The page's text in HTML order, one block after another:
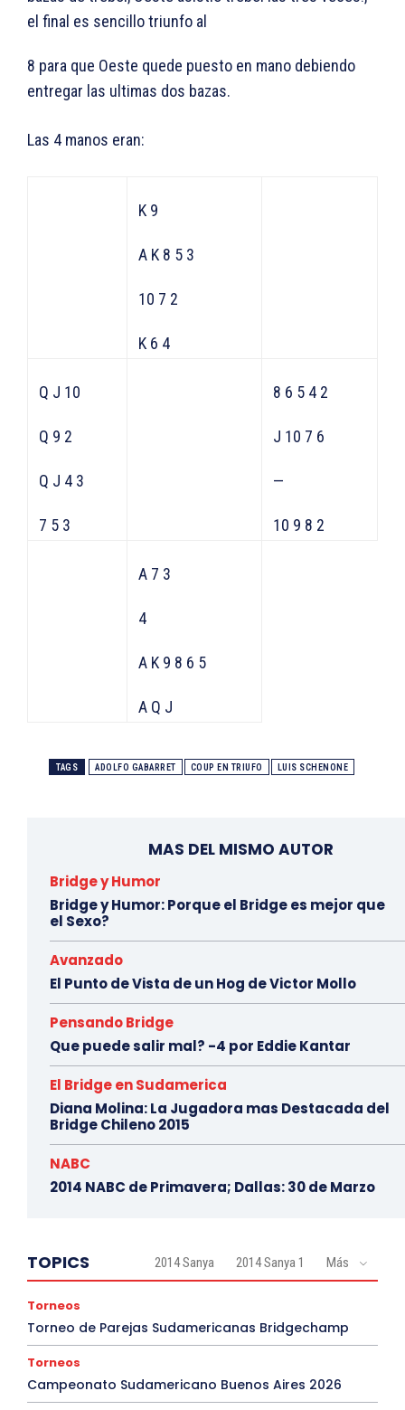
el final es sencillo triunfo al
8 para que Oeste quede puesto en mano debiendo
entregar las ultimas dos bazas.
Las 4 manos eran:
K 9
A K 8 5 3
10 7 2
K 6 4
Q J 10
Q 9 2
Q J 4 3
7 5 3
8 6 5 4 2
J 10 7 6
—
10 9 8 2
A 7 3
4
A K 9 8 6 5
A Q J
TAGS ADOLFO GABARRET COUP EN TRIUFO LUIS SCHENONE
MAS DEL MISMO AUTOR
Bridge y Humor
Bridge y Humor: Porque el Bridge es mejor que
el Sexo?
Avanzado
El Punto de Vista de un Hog de Victor Mollo
Pensando Bridge
Que puede salir mal? -4 por Eddie Kantar
El Bridge en Sudamerica
Diana Molina: La Jugadora mas Destacada del
Bridge Chileno 2015
NABC
2014 NABC de Primavera; Dallas: 30 de Marzo
TOPICS 2014 Sanya 2014 Sanya 1 Más
Torneos
Torneo de Parejas Sudamericanas Bridgechamp
Torneos
Campeonato Sudamericano Buenos Aires 2026